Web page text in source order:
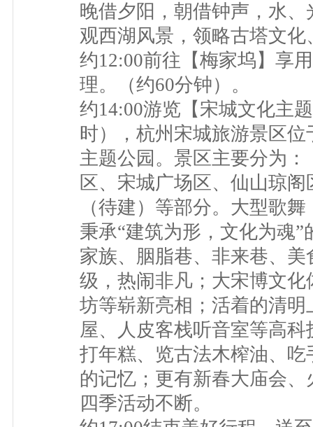
晚借夕阳，朝借钟声，水
观西湖风景，领略古塔文
约12:00前往【梅家坞】享
理。（约60分钟）。
约14:00游览【宋城文化主
时），杭州宋城旅游景区
主题公园。景区主要分为
区、宋城广场区、仙山琼
（待建）等部分。大型歌
秉承“建筑为形，文化为魂
家族、胭脂巷、非来巷、
级，热闹非凡；大宋博文
坊等崭新亮相；活着的清
屋、人皮客栈听音室等高
打年糕、览古法木榨油、
的记忆；更有新春大庙会
四季活动不断。